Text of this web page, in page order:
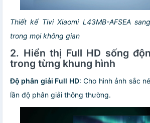
Thiết kế Tivi Xiaomi L43MB-AFSEA
trong mọi không gian
2. Hiển thị Full HD sống
trong từng khung hình
Độ phân giải Full HD: Cho hình ảnh sắc
lần độ phân giải thông thường.